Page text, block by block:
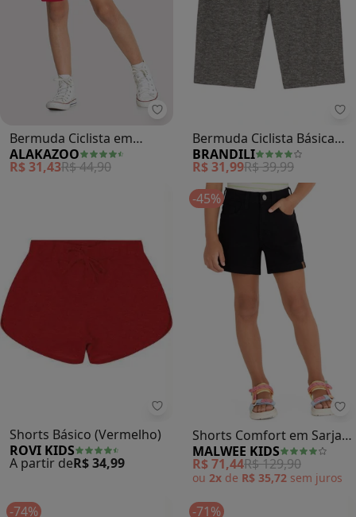
Alakazoo - Bermuda Ciclista em
Bermuda Ciclista em
Malha Básica (Vermelho)
ALAKAZOO
R$ 31,43R$ 44,90
Bermuda Ciclista Básica
Menina(Cinza)
BRANDILI
R$ 31,99R$ 39,99
Rovi Kids - Shorts Básico
Shorts Básico (Vermelho)
ROVI KIDS
A partir deR$ 34,99
-45%
Shorts Comfort em Sarja
(Preto)
MALWEE KIDS
R$ 71,44R$ 129,90
ou 2x de R$ 35,72 sem juros
-74% -71%